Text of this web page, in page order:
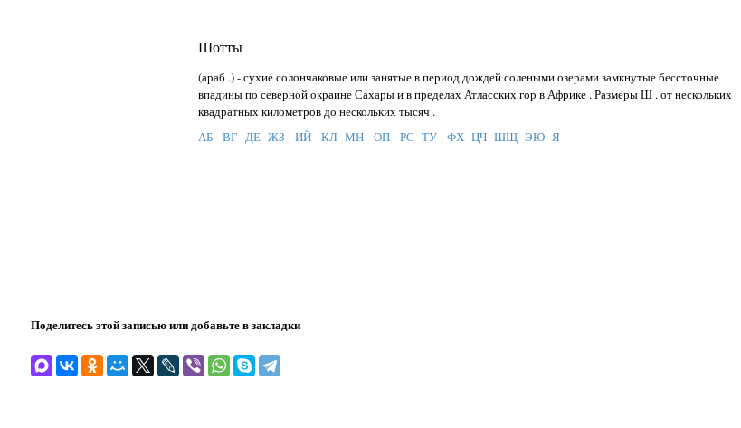
Шотты
(араб .) - сухие солончаковые или занятые в период дождей солеными озерами замкнутые бессточные
впадины по северной окраине Сахары и в пределах Атласских гор в Африке . Размеры Ш . от нескольких
квадратных километров до нескольких тысяч .
АБ
ВГ ДЕ ЖЗ ИЙ КЛ МН ОП РС ТУ ФХ ЦЧ ШЩ ЭЮ Я
Поделитесь этой записью или добавьте в закладки